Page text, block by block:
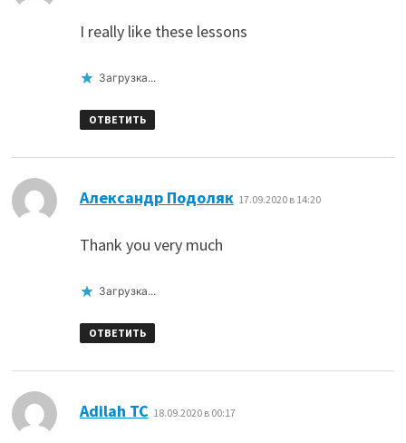
I really like these lessons
Загрузка...
ОТВЕТИТЬ
Александр Подоляк 17.09.2020 в 14:20
Thank you very much
Загрузка...
ОТВЕТИТЬ
Adilah TC 18.09.2020 в 00:17